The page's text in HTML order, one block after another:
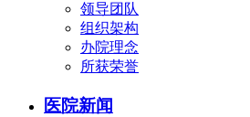
领导团队
组织架构
办院理念
所获荣誉
医院新闻